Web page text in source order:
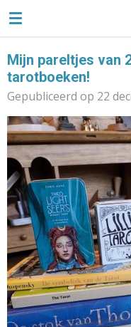
Ga
de
hoofdinhoud
Mijn pareltjes van
tarotboeken!
Gepubliceerd op 22